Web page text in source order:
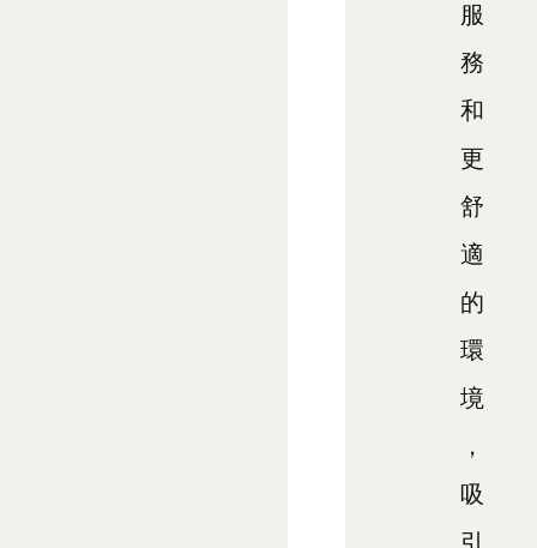
服
務
和
更
舒
適
的
環
境
，
吸
引